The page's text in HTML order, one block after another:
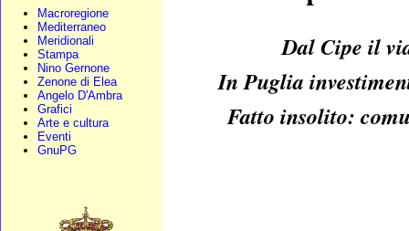
Macroregione
Mediterraneo
Meridionali
Stampa
Nino Gernone
Zenone di Elea
Angelo D'Ambra
Grafici
Arte e cultura
Eventi
GnuPG
Dal Cipe il
In Puglia
Fatto insolito: